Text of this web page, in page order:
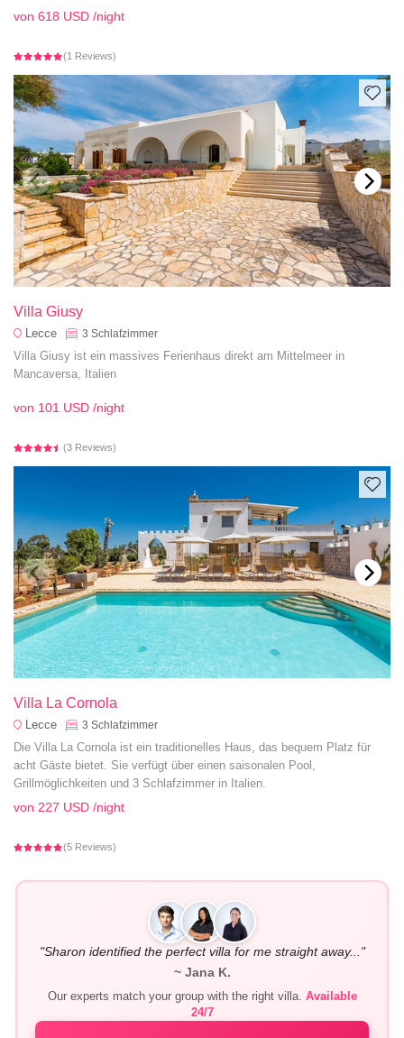
von 618 USD /night
(1 Reviews)
Villa Giusy
Lecce 3 Schlafzimmer
Villa Giusy ist ein massives Ferienhaus direkt am Mittelmeer in
Mancaversa, Italien
von 101 USD /night
(3 Reviews)
Villa La Cornola
Lecce 3 Schlafzimmer
Die Villa La Cornola ist ein traditionelles Haus, das bequem Platz für
acht Gäste bietet. Sie verfügt über einen saisonalen Pool,
Grillmöglichkeiten und 3 Schlafzimmer in Italien.
von 227 USD /night
(5 Reviews)
"Sharon identified the perfect villa for me straight away..."
~ Jana K.
Our experts match your group with the right villa. Available
24/7